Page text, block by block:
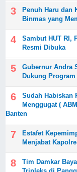
Penuh Haru dan
Binmas yang
Sambut HUT RI,
Resmi Dibuka
Gubernur Andra
Dukung
‎Sudah Habiskan
Menggugat (
Banten
Estafet
Menjabat
Tim Damkar